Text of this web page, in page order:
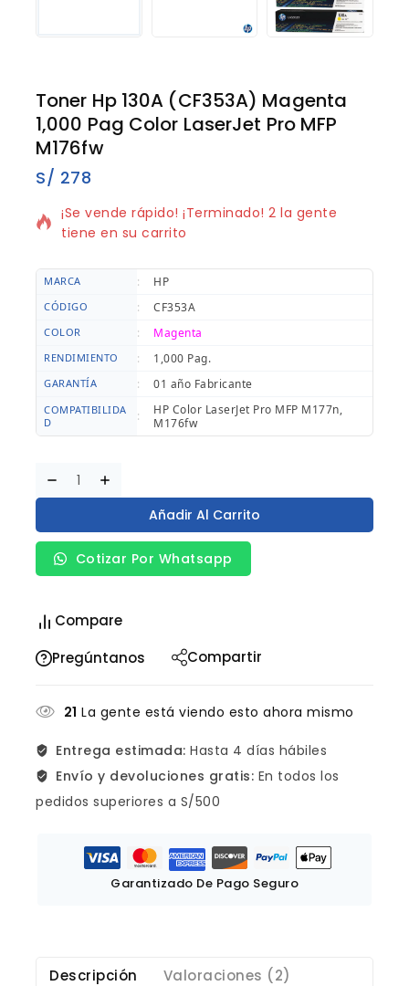
Toner Hp 130A (CF353A) Magenta
1,000 Pag Color LaserJet Pro MFP
M176fw
S/ 278
3 productos vendidos en los últimos 6 horas
¡Se vende rápido! ¡Terminado! 2 la gente
tiene en su carrito
MARCA : HP
CÓDIGO : CF353A
COLOR : Magenta
RENDIMIENTO : 1,000 Pag.
GARANTÍA : 01 año Fabricante
COMPATIBILIDA
D
:
HP Color LaserJet Pro MFP M177n,
M176fw
Añadir Al Carrito
Cotizar Por Whatsapp
Compare
Pregúntanos
Compartir
21 La gente está viendo esto ahora mismo
Entrega estimada: Hasta 4 días hábiles
Envío y devoluciones gratis: En todos los
pedidos superiores a S/500
Garantizado De Pago Seguro
Descripción Valoraciones (2)